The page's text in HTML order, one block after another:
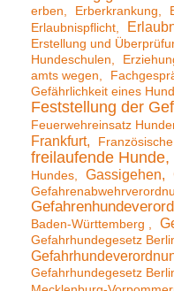
erben
Erberkrankung
Erlaubnispflicht
Erstellung und
Hundeschulen
amts wegen
Gefährlichkeit eines
Feststellung der
Feuerwehreinsatz
Frankfurt
freilaufende Hunde
Hundes
Gassigehen
Baden-Württemberg
Gefahrhundegesetz
Gefahrhundegesetz